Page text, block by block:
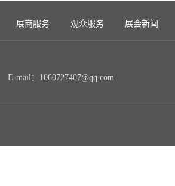
展商服务 观众服务 展会新闻
mail：1060727407@qq.com